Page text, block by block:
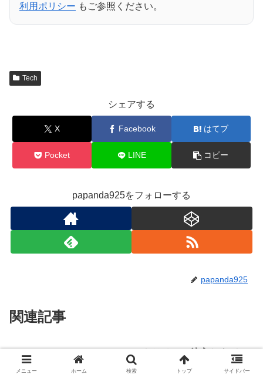
利用ポリシー もご参照ください。
Tech
シェアする
X Facebook はてブ
Pocket LINE コピー
papanda925をフォローする
papanda925
関連記事
Tech
jsPDFにおけるPDF注入および
DoS脆弱性（CVE-2026-24737
等）への緊急対策
メニュー ホーム 検索 トップ サイドバー